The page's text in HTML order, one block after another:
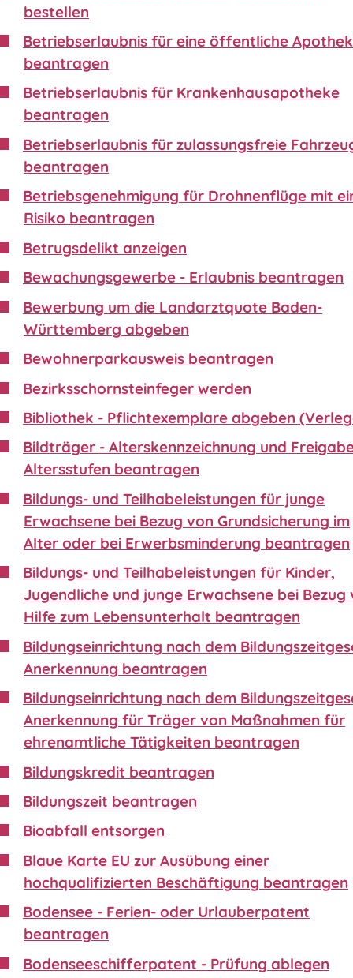
bestellen
Betriebserlaubnis für eine öffentliche
beantragen
Betriebserlaubnis für Krankenhausapotheke
beantragen
Betriebserlaubnis für zulassungsfreie
beantragen
Betriebsgenehmigung für Drohnenflüge mit
Risiko beantragen
Betrugsdelikt anzeigen
Bewachungsgewerbe - Erlaubnis beantragen
Bewerbung um die Landarztquote Baden-
Württemberg abgeben
Bewohnerparkausweis beantragen
Bezirksschornsteinfeger werden
Bibliothek - Pflichtexemplare abgeben
Bildträger - Alterskennzeichnung und
Altersstufen beantragen
Bildungs- und Teilhabeleistungen für junge
Erwachsene bei Bezug von Grundsicherung im
Alter oder bei Erwerbsminderung beantragen
Bildungs- und Teilhabeleistungen für Kinder,
Jugendliche und junge Erwachsene bei Bezug
Hilfe zum Lebensunterhalt beantragen
Bildungseinrichtung nach dem
Anerkennung beantragen
Bildungseinrichtung nach dem
Anerkennung für Träger von Maßnahmen für
ehrenamtliche Tätigkeiten beantragen
Bildungskredit beantragen
Bildungszeit beantragen
Bioabfall entsorgen
Blaue Karte EU zur Ausübung einer
hochqualifizierten Beschäftigung beantragen
Bodensee - Ferien- oder Urlauberpatent
beantragen
Bodenseeschifferpatent - Prüfung ablegen